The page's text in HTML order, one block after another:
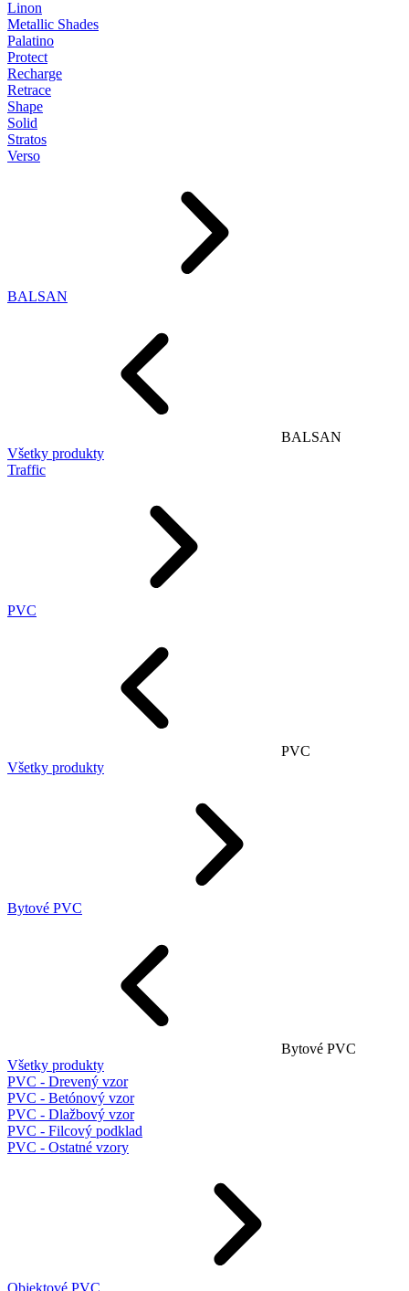
Linon
Metallic Shades
Palatino
Protect
Recharge
Retrace
Shape
Solid
Stratos
Verso
BALSAN
BALSAN
Všetky produkty
Traffic
PVC
PVC
Všetky produkty
Bytové PVC
Bytové PVC
Všetky produkty
PVC - Drevený vzor
PVC - Betónový vzor
PVC - Dlažbový vzor
PVC - Filcový podklad
PVC - Ostatné vzory
Objektové PVC